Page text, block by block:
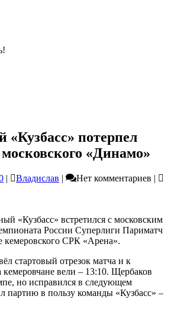
«Кузбасс» потерпел
«Динамо»
25.10.2020
| Владислав Владислав
| Нет комментариев |
«Кузбасс» встретился с московским
России Суперлиги Париматч
кемеровского СРК «Арена».
стартовый отрезок матча и к
кемеровчане вели – 13:10. Щербаков
но исправился в следующем
партию в пользу команды «Кузбасс» –